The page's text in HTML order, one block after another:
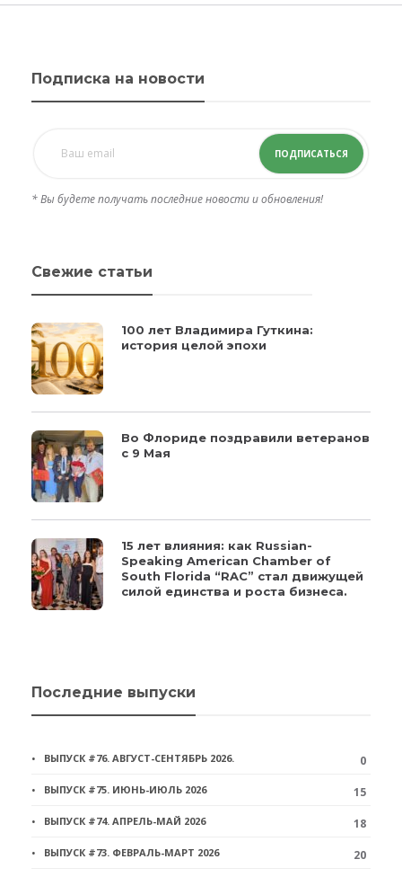
Подписка на новости
ПОДПИСАТЬСЯ
* Вы будете получать последние новости и обновления!
Свежие статьи
100 лет Владимира Гуткина:
история целой эпохи
Во Флориде поздравили ветеранов
с 9 Мая
15 лет влияния: как Russian-
Speaking American Chamber of
South Florida “RAC” стал движущей
силой единства и роста бизнеса.
Последние выпуски
ВЫПУСК #76. АВГУСТ-СЕНТЯБРЬ 2026. 0
ВЫПУСК #75. ИЮНЬ-ИЮЛЬ 2026 15
ВЫПУСК #74. АПРЕЛЬ-МАЙ 2026 18
ВЫПУСК #73. ФЕВРАЛЬ-МАРТ 2026 20